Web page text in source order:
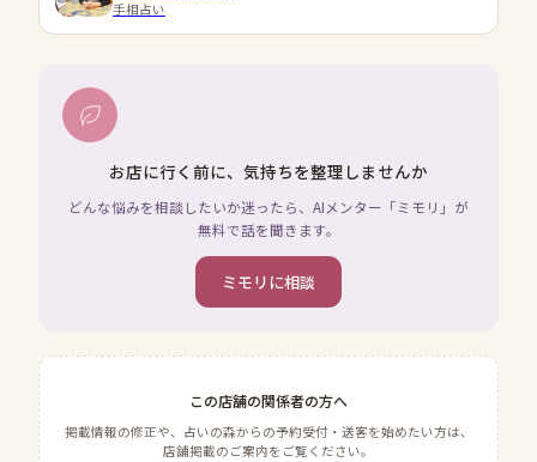
手相占い
お店に行く前に、気持ちを整理しませんか
どんな悩みを相談したいか迷ったら、AIメンター「ミモリ」が
無料で話を聞きます。
ミモリに相談
この店舗の関係者の方へ
掲載情報の修正や、占いの森からの予約受付・送客を始めたい方は、
店舗掲載のご案内をご覧ください。